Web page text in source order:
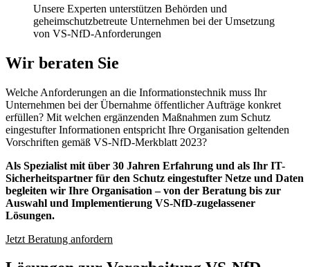
Unsere Experten unterstützen Behörden und
geheimschutzbetreute Unternehmen bei der Umsetzung
von VS-NfD-Anforderungen
Wir beraten Sie
Welche Anforderungen an die Informationstechnik muss Ihr
Unternehmen bei der Übernahme öffentlicher Aufträge konkret
erfüllen? Mit welchen ergänzenden Maßnahmen zum Schutz
eingestufter Informationen entspricht Ihre Organisation geltenden
Vorschriften gemäß VS-NfD-Merkblatt 2023?
Als Spezialist mit über 30 Jahren Erfahrung und als Ihr IT-
Sicherheitspartner für den Schutz eingestufter Netze und Daten
begleiten wir Ihre Organisation – von der Beratung bis zur
Auswahl und Implementierung VS-NfD-zugelassener
Lösungen.
Jetzt Beratung anfordern